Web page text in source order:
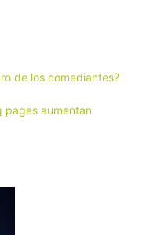
de los comediantes?
pages aumentan